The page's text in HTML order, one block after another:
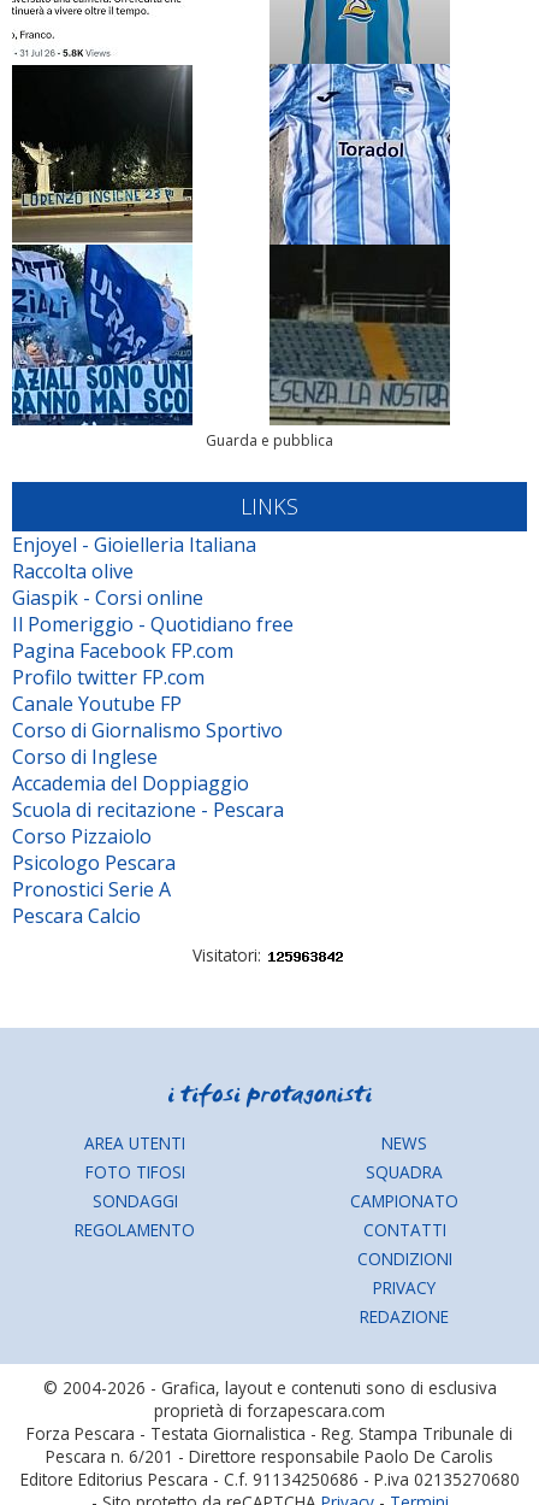
Guarda e pubblica
LINKS
Enjoyel - Gioielleria Italiana
Raccolta olive
Giaspik - Corsi online
Il Pomeriggio - Quotidiano free
Pagina Facebook FP.com
Profilo twitter FP.com
Canale Youtube FP
Corso di Giornalismo Sportivo
Corso di Inglese
Accademia del Doppiaggio
Scuola di recitazione - Pescara
Corso Pizzaiolo
Psicologo Pescara
Pronostici Serie A
Pescara Calcio
Visitatori:
AREA UTENTI
FOTO TIFOSI
SONDAGGI
REGOLAMENTO
NEWS
SQUADRA
CAMPIONATO
CONTATTI
CONDIZIONI
PRIVACY
REDAZIONE
© 2004-2026 - Grafica, layout e contenuti sono di esclusiva
proprietà di forzapescara.com
Forza Pescara - Testata Giornalistica - Reg. Stampa Tribunale di
Pescara n. 6/201 - Direttore responsabile Paolo De Carolis
Editore Editorius Pescara - C.f. 91134250686 - P.iva 02135270680